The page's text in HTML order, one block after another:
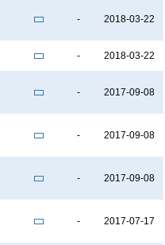
- 2018-03-22
- 2018-03-22
- 2017-09-08
- 2017-09-08
- 2017-09-08
- 2017-07-17